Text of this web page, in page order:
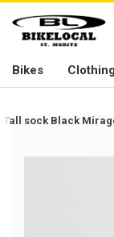
Bikes Clothing
sock Black